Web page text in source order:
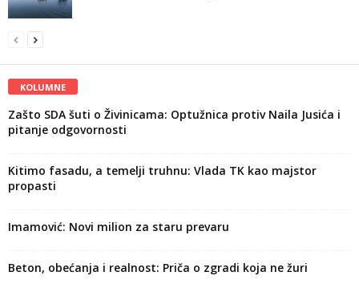
KOLUMNE
Zašto SDA šuti o Živinicama: Optužnica protiv Naila Jusića i
pitanje odgovornosti
Kitimo fasadu, a temelji truhnu: Vlada TK kao majstor
propasti
Imamović: Novi milion za staru prevaru
Beton, obećanja i realnost: Priča o zgradi koja ne žuri